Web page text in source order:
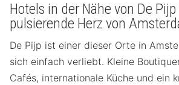
Hotels in der Nähe von De
pulsierende Herz von
De Pijp ist einer dieser Orte in
sich einfach verliebt. Kleine
Cafés, internationale Küche und ein